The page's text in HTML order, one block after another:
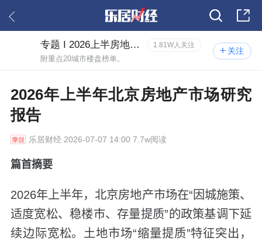
关注
专题 I 2026上半房地产市场研究报告 1.81W人关注
附重点20城市楼盘榜单。
2026年上半年北京房地产市场研究
报告
乐居财经2026-07-07 14:00 7.7w阅读
篇首摘要
2026年上半年，北京房地产市场在“因城施策、
适度宽松、稳楼市、存量提质”的政策基调下延
续边际宽松。土地市场“缩量提质”特征突出，